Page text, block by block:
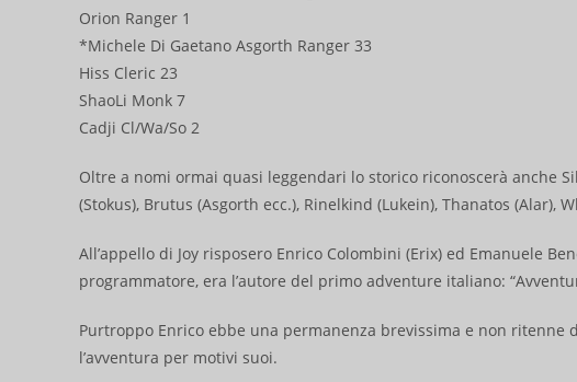
Orion Ranger 1
*Michele Di Gaetano Asgorth Ranger 33
Hiss Cleric 23
ShaoLi Monk 7
Cadji Cl/Wa/So 2
Oltre a nomi ormai quasi leggendari lo storico riconoscerà anche
(Stokus), Brutus (Asgorth ecc.), Rinelkind (Lukein), Thanatos (Alar),
All’appello di Joy risposero Enrico Colombini (Erix) ed Emanuele
programmatore, era l’autore del primo adventure italiano:
Purtroppo Enrico ebbe una permanenza brevissima e non ritenne
l’avventura per motivi suoi.